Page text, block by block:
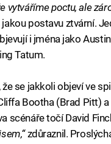
vytváříme poctu, ale
postavu ztvární.
i jména jako
Tatum.
se jakkoli objeví ve
Bootha (Brad Pitt)
scénáře točí David
zdůraznil.